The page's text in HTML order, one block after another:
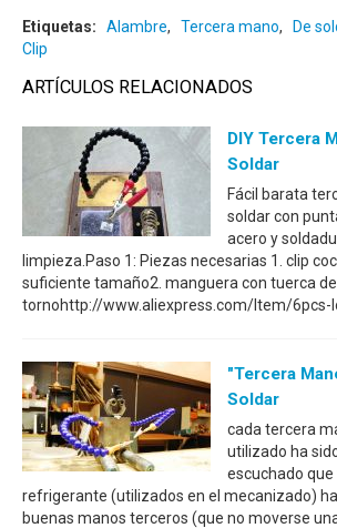
Etiquetas: Alambre, Tercera mano, De
Clip
ARTÍCULOS RELACIONADOS
DIY Tercera
Soldar
Fácil barata
soldar con
acero y
limpieza.Paso 1: Piezas necesarias 1. clip
suficiente tamaño2. manguera con tuerca
tornohttp://www.aliexpress.com/Item/6pcs-
"Tercera
Soldar
cada tercera
utilizado ha
escuchado que
refrigerante (utilizados en el mecanizado)
buenas manos terceros (que no moverse